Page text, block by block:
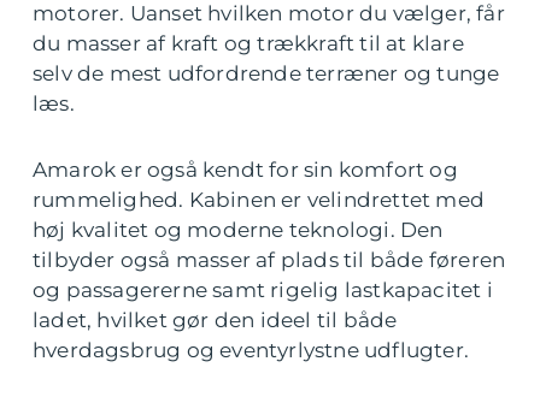
motorer. Uanset hvilken motor du vælger, får
du masser af kraft og trækkraft til at klare
selv de mest udfordrende terræner og tunge
læs.
Amarok er også kendt for sin komfort og
rummelighed. Kabinen er velindrettet med
høj kvalitet og moderne teknologi. Den
tilbyder også masser af plads til både føreren
og passagererne samt rigelig lastkapacitet i
ladet, hvilket gør den ideel til både
hverdagsbrug og eventyrlystne udflugter.